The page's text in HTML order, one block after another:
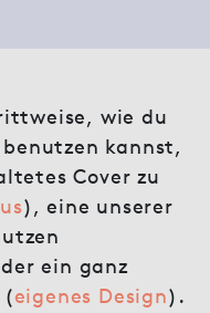
wie du
benutzen kannst,
Cover zu
), eine unserer
ein ganz
(eigenes Design).